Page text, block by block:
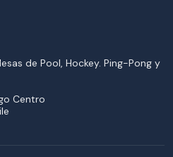
de Pool, Hockey. Ping-Pong y
Centro